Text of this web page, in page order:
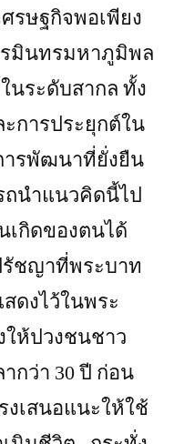
รษฐกิจพอเพียง
มินทรมหาภูมิพล
นระดับสากล ทั้ง
การประยุกต์ใน
ารพัฒนาที่ยั่งยืน
ถนำแนวคิดนี้ไป
เกิดของตนได้
รัชญาที่พระบาท
ดงไว้ในพระ
ให้ปวงชนชาว
กว่า 30 ปี ก่อน
งเสนอแนะให้ใช้